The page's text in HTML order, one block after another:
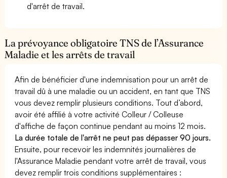
d'arrêt de travail.
La prévoyance obligatoire TNS de l’Assurance
Maladie et les arrêts de travail
Afin de bénéficier d'une indemnisation pour un arrêt de
travail dû à une maladie ou un accident, en tant que TNS
vous devez remplir plusieurs conditions. Tout d’abord,
avoir été affilié à votre activité Colleur / Colleuse
d'affiche de façon continue pendant au moins 12 mois.
La durée totale de l'arrêt ne peut pas dépasser 90 jours.
Ensuite, pour recevoir les indemnités journalières de
l'Assurance Maladie pendant votre arrêt de travail, vous
devez remplir trois conditions supplémentaires :